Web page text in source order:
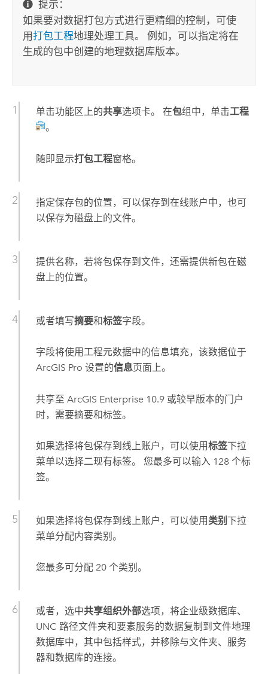
提示：
如果要对数据打包方式进行更精细的控制，可使
用打包工程地理处理工具。 例如，可以指定将在
生成的包中创建的地理数据库版本。
单击功能区上的共享选项卡。 在包组中，单击工程
。
随即显示打包工程窗格。
指定保存包的位置，可以保存到在线账户中，也可
以保存为磁盘上的文件。
提供名称，若将包保存到文件，还需提供新包在磁
盘上的位置。
或者填写摘要和标签字段。
字段将使用工程元数据中的信息填充，该数据位于
ArcGIS Pro 设置的信息页面上。
共享至 ArcGIS Enterprise 10.9或较早版本的门户
时，需要摘要和标签。
如果选择将包保存到线上账户，可以使用标签下拉
菜单以选择二现有标签。 您最多可以输入 128 个标
签。
如果选择将包保存到线上账户，可以使用类别 下拉
菜单分配内容类别。
您最多可分配 20 个类别。
或者，选中共享组织外部选项，将企业级数据库、
UNC 路径文件夹和要素服务的数据复制到文件地理
数据库中，其中包括样式，并移除与文件夹、服务
器和数据库的连接。